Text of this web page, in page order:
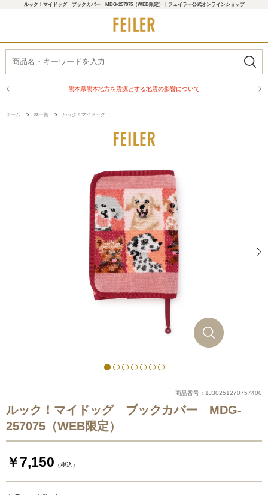
ルック！マイドッグ ブックカバー MDG-257075（WEB限定）｜フェイラー公式オンラインショップ
熊本県熊本地方を震源とする地震の影響について
ホーム > 柄一覧 > ルック！マイドッグ
商品番号：1J30251270757400
ルック！マイドッグ ブックカバー MDG-
257075（WEB限定）
￥7,150 （税込）